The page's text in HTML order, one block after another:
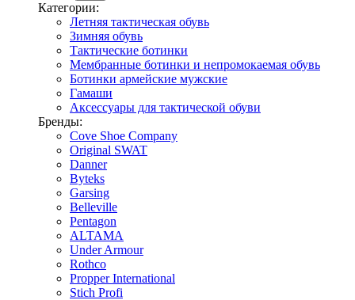
Категории:
Летняя тактическая обувь
Зимняя обувь
Тактические ботинки
Мембранные ботинки и непромокаемая обувь
Ботинки армейские мужские
Гамаши
Аксессуары для тактической обуви
Бренды:
Cove Shoe Company
Original SWAT
Danner
Byteks
Garsing
Belleville
Pentagon
ALTAMA
Under Armour
Rothco
Propper International
Stich Profi